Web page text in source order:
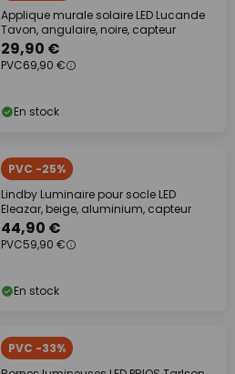
Applique murale solaire LED Lucande
Tavon, angulaire, noire, capteur
29,90 €
PVC69,90 €
En stock
PVC -25%
Lindby Luminaire pour socle LED
Eleazar, beige, aluminium, capteur
44,90 €
PVC59,90 €
En stock
PVC -33%